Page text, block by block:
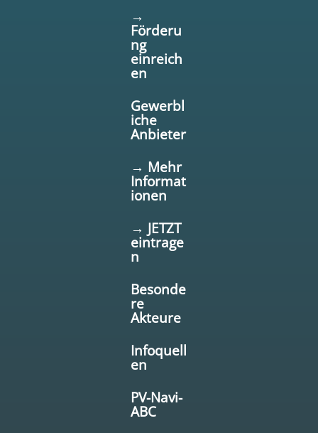
→
Förderu
ng
einreich
en
Gewerbl
iche
Anbieter
→ Mehr
Informat
ionen
→ JETZT
eintrage
n
Besonde
re
Akteure
Infoquell
en
PV-Navi-
ABC